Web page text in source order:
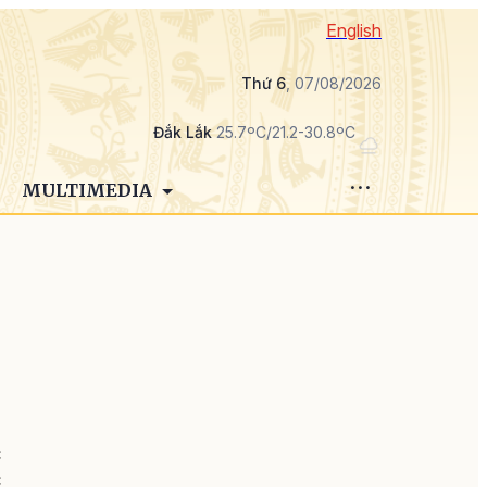
English
Thứ 6, 07/08/2026
Đắk Lắk25.7ºC/21.2-30.8ºC
MULTIMEDIA